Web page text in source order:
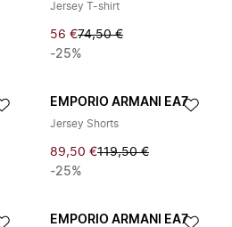
Jersey T-shirt
56 €74,50 €
-25%
EMPORIO ARMANI EA7
Jersey Shorts
89,50 €119,50 €
-25%
EMPORIO ARMANI EA7